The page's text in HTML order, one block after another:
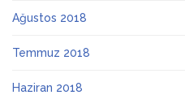
Ağustos 2018
Temmuz 2018
Haziran 2018